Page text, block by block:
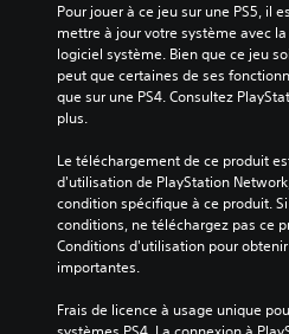
Pour jouer à ce jeu sur une PS5, il
mettre à jour votre système avec
logiciel système. Bien que ce jeu
peut que certaines de ses
que sur une PS4. Consultez
plus.
Le téléchargement de ce produit
d'utilisation de PlayStation
condition spécifique à ce produit.
conditions, ne téléchargez pas ce
Conditions d'utilisation pour
importantes.
Frais de licence à usage unique